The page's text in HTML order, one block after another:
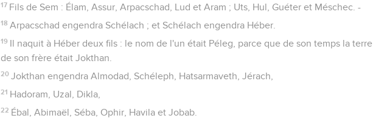
17 Fils de Sem : Élam, Assur, Arpacschad, Lud et Aram ; Uts, Hul, Guéter et Méschec. -
18 Arpacschad engendra Schélach ; et Schélach engendra Héber.
19 Il naquit à Héber deux fils : le nom de l'un était Péleg, parce que de son temps la
de son frère était Jokthan.
20 Jokthan engendra Almodad, Schéleph, Hatsarmaveth, Jérach,
21 Hadoram, Uzal, Dikla,
22 Ébal, Abimaël, Séba, Ophir, Havila et Jobab.